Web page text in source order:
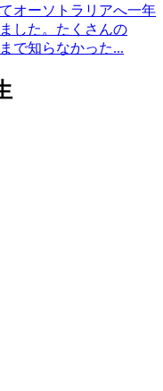
オーソトラリアへ一年
した。たくさんの
で知らなかった...